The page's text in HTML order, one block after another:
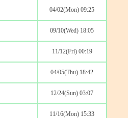
04/02(Mon) 09:25
09/10(Wed) 18:05
11/12(Fri) 00:19
04/05(Thu) 18:42
12/24(Sun) 03:07
11/16(Mon) 15:33